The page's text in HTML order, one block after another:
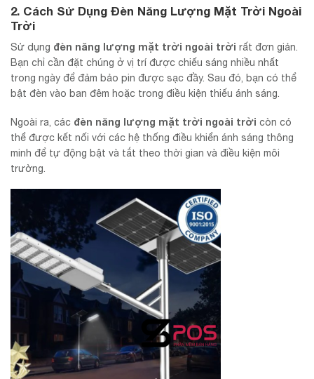
2. Cách Sử Dụng Đèn Năng Lượng Mặt Trời Ngoài
Trời
Sử dụng đèn năng lượng mặt trời ngoài trời rất đơn giản.
Bạn chỉ cần đặt chúng ở vị trí được chiếu sáng nhiều nhất
trong ngày để đảm bảo pin được sạc đầy. Sau đó, bạn có thể
bật đèn vào ban đêm hoặc trong điều kiện thiếu ánh sáng.
Ngoài ra, các đèn năng lượng mặt trời ngoài trời còn có
thể được kết nối với các hệ thống điều khiển ánh sáng thông
minh để tự động bật và tắt theo thời gian và điều kiện môi
trường.